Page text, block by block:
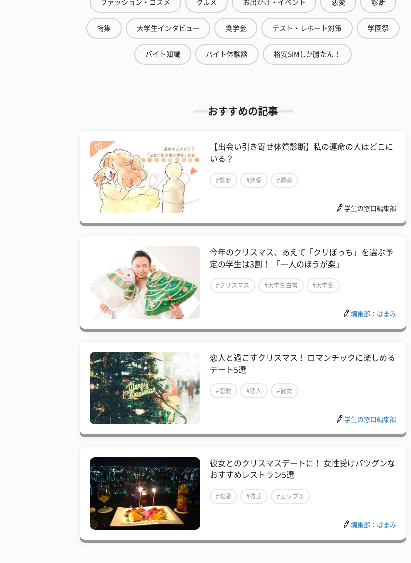
ファッション・コスメ グルメ お出かけ・イベント 恋愛 診断
特集 大学生インタビュー 奨学金 テスト・レポート対策 学園祭
バイト知識 バイト体験談 格安SIMしか勝たん！
おすすめの記事
【出会い引き寄せ体質診断】私の運命の人はどこに
いる？
#診断 #恋愛 #運命
学生の窓口編集部
今年のクリスマス、あえて「クリぼっち」を選ぶ予
定の学生は3割！ 「一人のほうが楽」
#クリスマス #大学生白書 #大学生
編集部：はまみ
恋人と過ごすクリスマス！ ロマンチックに楽しめる
デート5選
#恋愛 #恋人 #彼女
学生の窓口編集部
彼女とのクリスマスデートに！ 女性受けバツグンな
おすすめレストラン5選
#恋愛 #彼氏 #カップル
編集部：はまみ